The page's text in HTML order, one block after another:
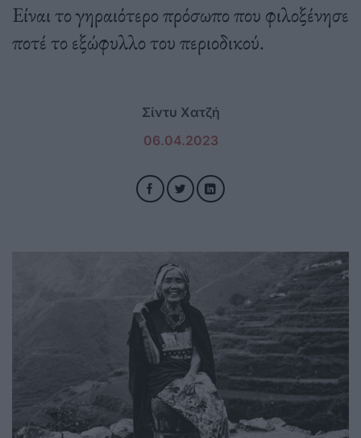
Είναι το γηραιότερο πρόσωπο που φιλοξένησε
ποτέ το εξώφυλλο του περιοδικού.
Σίντυ Χατζή
06.04.2023